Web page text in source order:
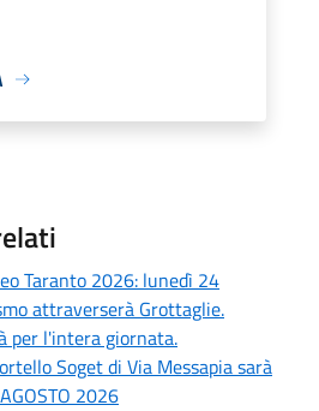
Taranto 2026: lunedì 24
attraverserà Grottaglie.
per l'intera giornata.
Soget di Via Messapia sarà
2026